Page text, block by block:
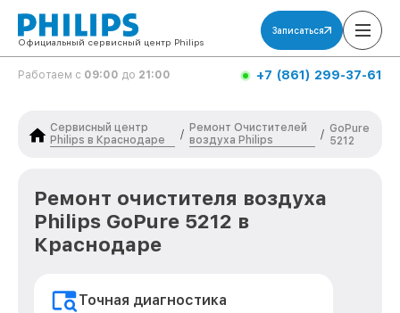
Официальный сервисный центр Philips
Записаться
Работаем с 09:00 до 21:00 +7 (861) 299-37-61
Сервисный центр
Philips в Краснодаре
/
Ремонт Очистителей
воздуха Philips
/ GoPure
5212
Ремонт очистителя воздуха
Philips GoPure 5212 в
Краснодаре
Точная диагностика